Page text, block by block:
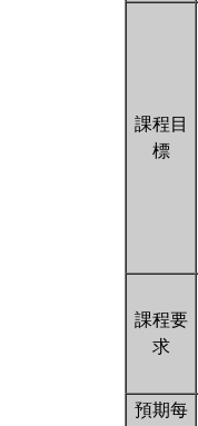
課程目
標
課程要
求
預期每